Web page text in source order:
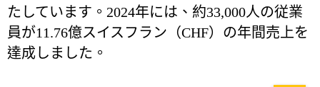
たしています。2024年には、約33,000人の従業
員が11.76億スイスフラン（CHF）の年間売上を
達成しました。